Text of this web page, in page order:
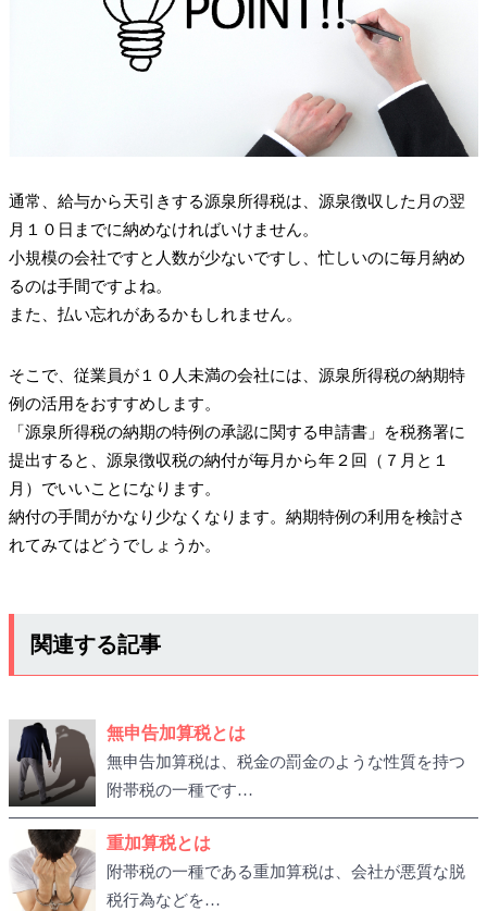
通常、給与から天引きする源泉所得税は、源泉徴収した月の翌
月１０日までに納めなければいけません。
小規模の会社ですと人数が少ないですし、忙しいのに毎月納め
るのは手間ですよね。
また、払い忘れがあるかもしれません。
そこで、従業員が１０人未満の会社には、源泉所得税の納期特
例の活用をおすすめします。
「源泉所得税の納期の特例の承認に関する申請書」を税務署に
提出すると、源泉徴収税の納付が毎月から年２回（７月と１
月）でいいことになります。
納付の手間がかなり少なくなります。納期特例の利用を検討さ
れてみてはどうでしょうか。
関連する記事
無申告加算税とは
無申告加算税は、税金の罰金のような性質を持つ
附帯税の一種です…
重加算税とは
附帯税の一種である重加算税は、会社が悪質な脱
税行為などを…